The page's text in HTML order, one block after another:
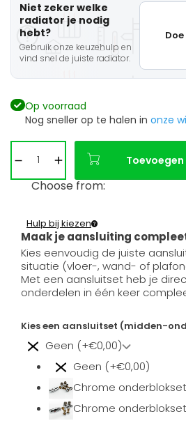
Niet zeker welke
radiator je nodig
hebt?
Gebruik onze keuzehulp en
vind snel de juiste radiator.
Op voorraad
Nog sneller op te halen in onze
Choose from:
Maak je aansluiting
Hulp bij kiezen
Kies eenvoudig de juiste
situatie (vloer-, wand- of
Met een aansluitset heb je
onderdelen in één keer
Kies een aansluitset (midden-
Geen (+€0,00)
Geen (+€0,00)
Chrome
Chrome